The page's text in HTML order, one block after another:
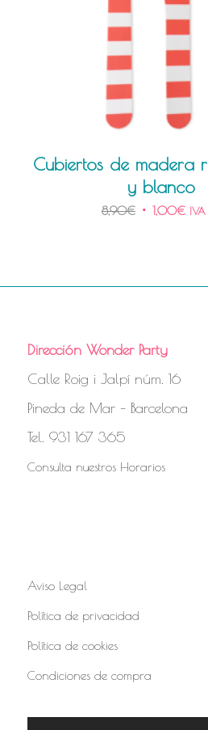
Cubiertos de madera
y blanco
8,90€ 1,00€ IVA
Dirección Wonder Party
Calle Roig i Jalpí núm. 16
Pineda de Mar – Barcelona
Tel. 931 167 365
Consulta nuestros Horarios
Aviso Legal
Política de privacidad
Política de cookies
Condiciones de compra